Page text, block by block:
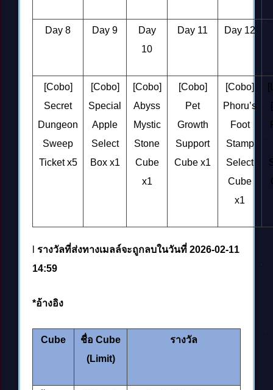
Day 8 Day 9
Day
10
Day 11 Day 12
[Cobo]
Secret
Dungeon
Sweep
Ticket x5
[Cobo]
Special
Apple
Select
Box x1
[Cobo]
Abyss
Mystic
Stone
Cube
x1
[Cobo]
Pet
Growth
Support
Cube x1
[Cobo]
Phoru’s
Foot
Stamp
Select
Cube
x1
รางวัลที่ส่งทางเมลล์จะถูกลบในวันที่ 2026-02-11
14:59
*อ้างอิง
Cube ชื่อ Cube
(Limit)
รางวัล